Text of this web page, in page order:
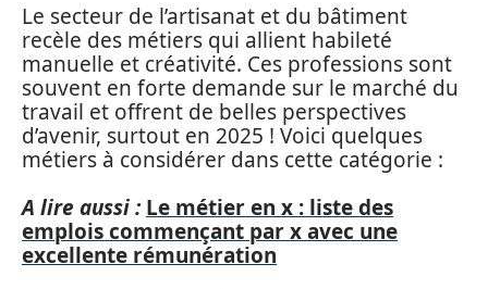
Le secteur de l’artisanat et du bâtiment
recèle des métiers qui allient habileté
manuelle et créativité. Ces professions sont
souvent en forte demande sur le marché du
travail et offrent de belles perspectives
d’avenir, surtout en 2025 ! Voici quelques
métiers à considérer dans cette catégorie :
A lire aussi : Le métier en x : liste des
emplois commençant par x avec une
excellente rémunération